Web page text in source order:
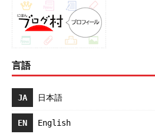
言語
JA 日本語
EN English